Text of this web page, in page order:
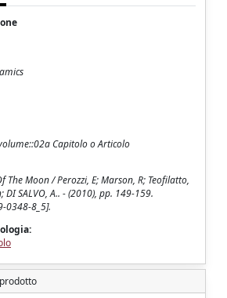
Capitolo o Articolo
The Moon / Perozzi, E; Marson, R; Teofilatto,
DI SALVO, A.. - (2010), pp. 149-159.
0348-8_5].